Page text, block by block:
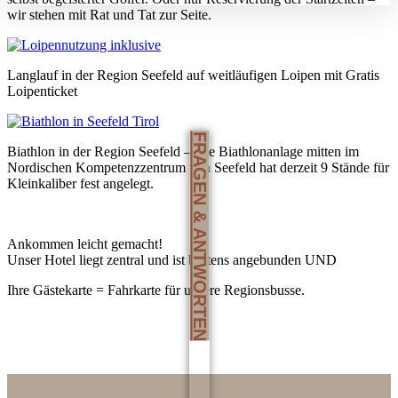
wir stehen mit Rat und Tat zur Seite.
Langlauf in der Region Seefeld auf weitläufigen Loipen mit Gratis
Loipenticket
Biathlon in der Region Seefeld – Die Biathlonanlage mitten im
Nordischen Kompetenzzentrum von Seefeld hat derzeit 9 Stände für
Kleinkaliber fest angelegt.
Ankommen leicht gemacht!
Unser Hotel liegt zentral und ist bestens angebunden UND
Ihre Gästekarte = Fahrkarte für unsere Regionsbusse.
FRAGEN & ANTWORTEN